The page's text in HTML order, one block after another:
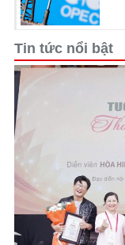
Tin tức nổi bật